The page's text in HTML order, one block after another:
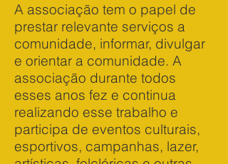
A associação tem o papel de
prestar relevante serviços a
comunidade, informar, divulgar
e orientar a comunidade. A
associação durante todos
esses anos fez e continua
realizando esse trabalho e
participa de eventos culturais,
esportivos, campanhas, lazer,